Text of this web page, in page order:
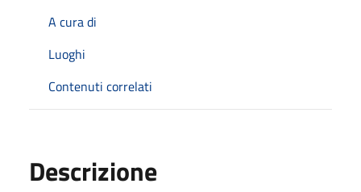
A cura di
Luoghi
Contenuti correlati
Descrizione